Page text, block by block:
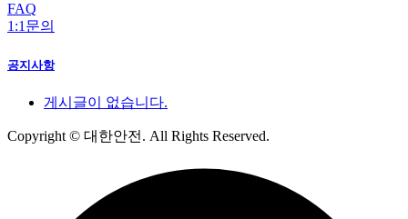
FAQ
1:1문의
공지사항
게시글이 없습니다.
Copyright © 대한안전. All Rights Reserved.